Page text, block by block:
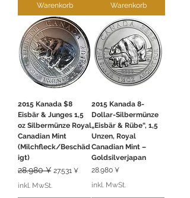
Warenkorb
Warenkorb
2015 Kanada $8
Eisbär & Junges 1,5
oz Silbermünze Royal
Canadian Mint
(Milchfleck/Beschäd
igt)
Standardpreis
28.980 ¥ Sale-Preis
27.531 ¥
inkl. MwSt.
2015 Kanada 8-
Dollar-Silbermünze
„Eisbär & Rübe“, 1,5
Unzen, Royal
Canadian Mint –
Goldsilverjapan
Preis
28.980 ¥
inkl. MwSt.